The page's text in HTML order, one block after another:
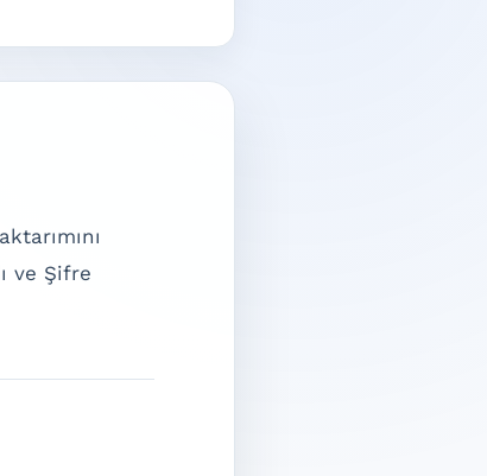
ve Şifre